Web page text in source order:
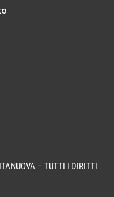
– TUTTI I DIRITTI